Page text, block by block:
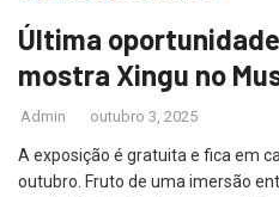
Última
mostra Xingu no
Admin outubro 3, 2025
A exposição é gratuita e fica em
outubro. Fruto de uma imersão